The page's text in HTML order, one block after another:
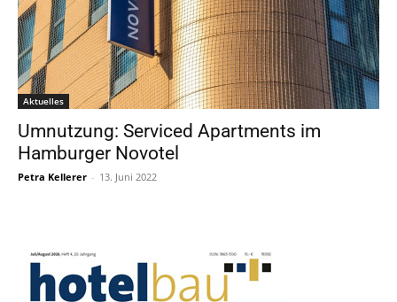
Aktuelles
Umnutzung: Serviced Apartments im
Hamburger Novotel
Petra Kellerer - 13. Juni 2022